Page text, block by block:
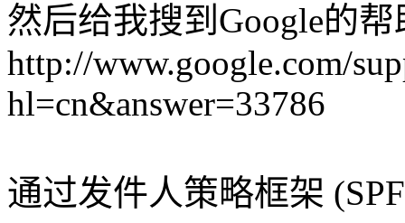
然后给我搜到Google的帮
http://www.google.com/
hl=cn&answer=33786
通过发件人策略框架